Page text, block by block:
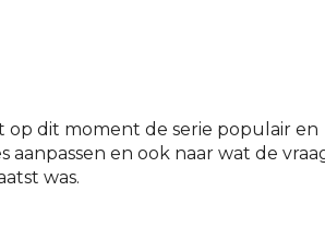
op dit moment de serie populair en
en ook naar wat de
was.